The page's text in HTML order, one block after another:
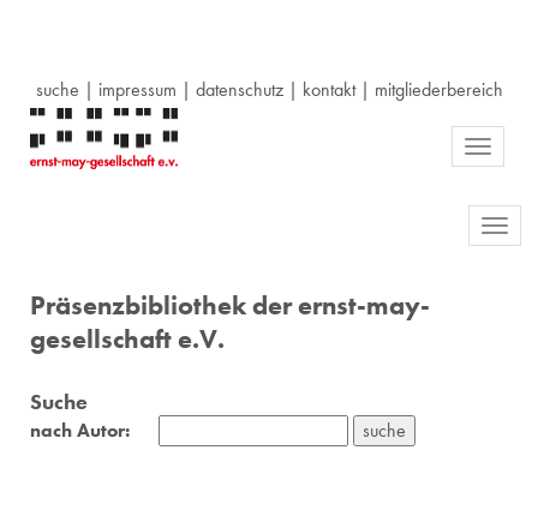
suche | impressum | datenschutz| kontakt| mitgliederbereich
Toggle
Präsenzbibliothek der ernst-may-
gesellschaft e.V.
Suche
nach Autor: